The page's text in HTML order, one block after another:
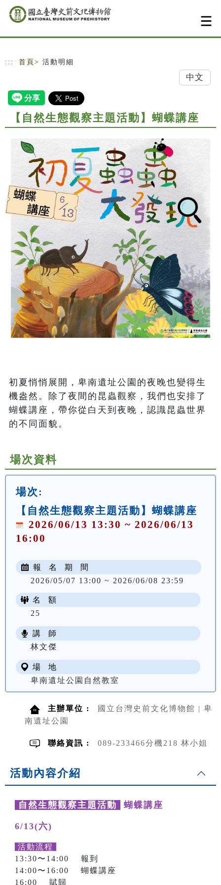
跳到主要內容
網站導覽
::: 首頁 > 活動明細
中文
【自然生態觀察主題活動】蝴蝶講座
初夏悄悄展開，卑南遺址公園的夜晚也變得生
機盎然。除了夜間的昆蟲觀察，我們也安排了
蝴蝶講座，帶你從白天到夜晚，認識昆蟲世界
的不同面貌。
場次資料
場次:
【自然生態觀察主題活動】蝴蝶講座
2026/06/13 13:30 ~ 2026/06/13
16:00
報 名 期 間
2026/05/07 13:00 ~ 2026/06/08 23:59
名 額
25
講 師
林文傑
場 地
卑南遺址公園自然教室
主辦單位 :
國立台灣史前文化博物館 | 卑
南遺址公園
聯絡資訊 : 089-233466分機218 林小姐
活動內容介紹
自然生態觀察主題活動 蝴蝶講座
6/13(六)
活動流程
13:30〜14:00 報到
14:00〜16:00 蝴蝶講座
16:00 賦歸